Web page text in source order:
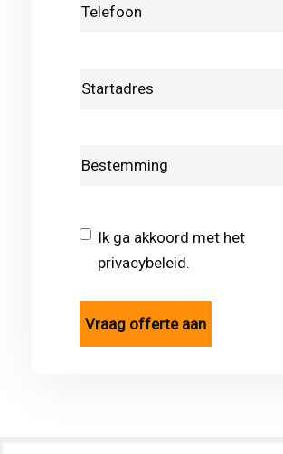
Ik ga akkoord met het
privacybeleid.